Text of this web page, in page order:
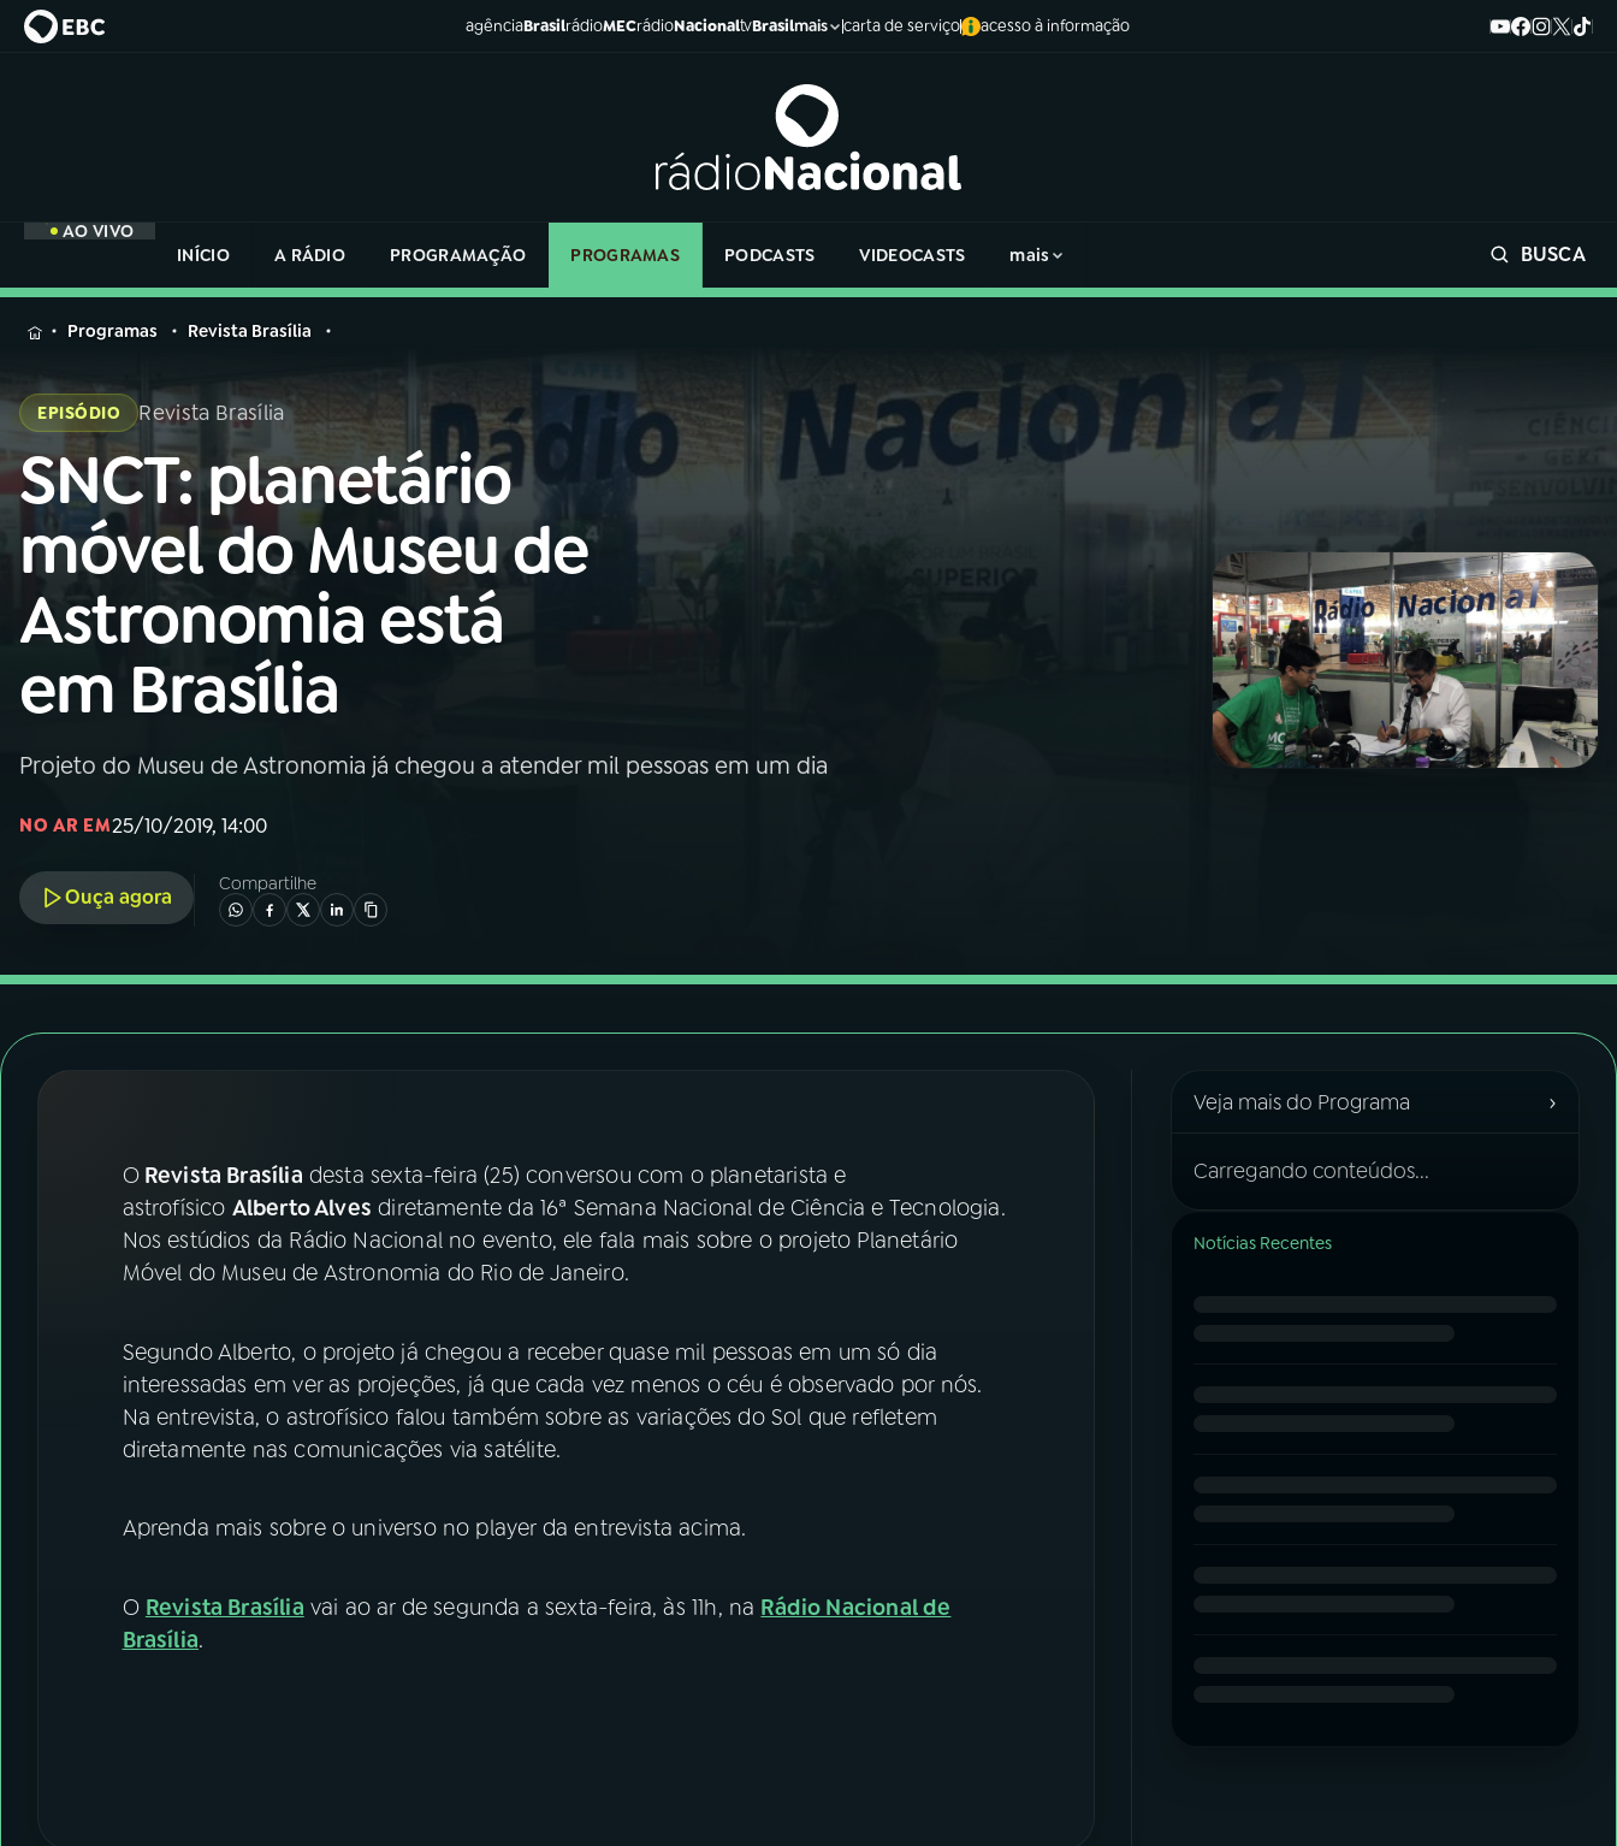
agênciaBrasilrádioMECrádioNacionaltvBrasilmais carta de serviço acesso à informação
AO VIVO
INÍCIO
A RÁDIO PROGRAMAÇÃO PROGRAMAS PODCASTS VIDEOCASTS mais BUSCA
MENU
Buscar
na
Rádio
Nacional
AO VIVO
01INÍCIO
02A RÁDIO
03PROGRAMAÇÃO
05PODCASTS
FESTIVAL DE MÚSICA
ACOMPANHE A RÁDIO NACIONAL
Instagram
na
Rádio
Nacional
Programas Revista Brasília
EPISÓDIO Revista Brasília
SNCT: planetário
móvel do Museu de
Astronomia está
em Brasília
Projeto do Museu de Astronomia já chegou a atender mil pessoas em um dia
NO AR EM25/10/2019, 14:00
Ouça agora
Compartilhe
ORevista Brasília desta sexta-feira (25) conversou com o planetarista e
astrofísico Alberto Alves diretamente da 16ª Semana Nacional de Ciência e Tecnologia.
Nos estúdios da Rádio Nacional no evento, ele fala mais sobre o projeto Planetário
Móvel do Museu de Astronomia do Rio de Janeiro.
Segundo Alberto, o projeto já chegou a receber quase mil pessoas em um só dia
interessadas em ver as projeções, já que cada vez menos o céu é observado por nós.
Na entrevista, o astrofísico falou também sobre as variações do Sol que refletem
diretamente nas comunicações via satélite.
Aprenda mais sobre o universo no player da entrevista acima.
O Revista Brasília vai ao ar de segunda a sexta-feira, às 11h, na Rádio Nacional de
Brasília.
Veja mais do Programa ›
Carregando conteúdos...
Notícias Recentes